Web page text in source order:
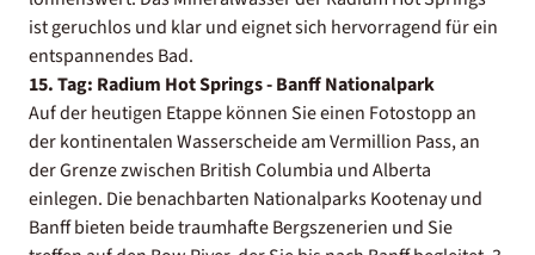
ist geruchlos und klar und eignet sich hervorragend für ein
entspannendes Bad.
15. Tag: Radium Hot Springs - Banff Nationalpark
Auf der heutigen Etappe können Sie einen Fotostopp an
der kontinentalen Wasserscheide am Vermillion Pass, an
der Grenze zwischen British Columbia und Alberta
einlegen. Die benachbarten Nationalparks Kootenay und
Banff bieten beide traumhafte Bergszenerien und Sie